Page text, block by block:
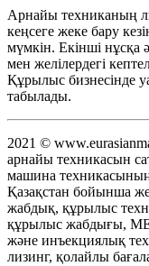
Арнайы техниканың
кеңсеге жеке бару
мүмкін. Екінші нұсқа
мен желілердегі
Құрылыс бизнесінде
табылады.
2021 ©
арнайы техникасын
машина техникасының
Қазақстан бойынша
жабдық, құрылыс
құрылыс жабдығы,
және инъекциялық
лизинг, қолайлы